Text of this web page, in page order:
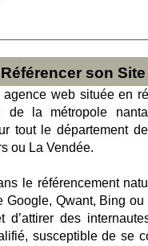
son
web située en
de la métropole
tout le département
ou La Vendée.
le référencement
Google, Qwant, Bing ou
d’attirer des
susceptible de se